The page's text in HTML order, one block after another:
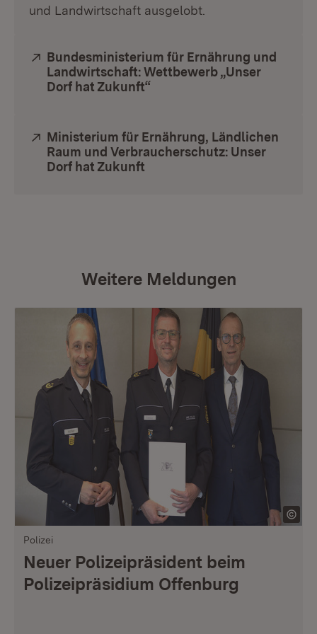
und Landwirtschaft ausgelobt.
Extern:
Bundesministerium für Ernährung und
Landwirtschaft: Wettbewerb „Unser
Dorf hat Zukunft“
Extern:
Ministerium für Ernährung, Ländlichen
Raum und Verbraucherschutz: Unser
Dorf hat Zukunft
Weitere Meldungen
Polizei
Neuer Polizeipräsident beim
Polizeipräsidium Offenburg